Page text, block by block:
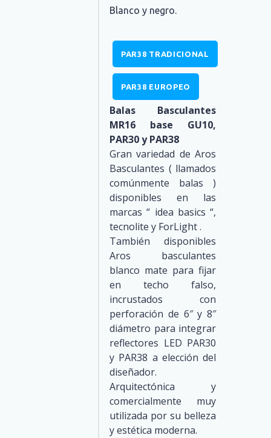
Blanco y negro.
PAR38 TRADICIONAL
PAR38 EUROPEO
Balas Basculantes
MR16 base GU10,
PAR30 y PAR38
Gran variedad de Aros
Basculantes ( llamados
comúnmente balas )
disponibles en las
marcas “ idea basics “,
tecnolite y ForLight .
También disponibles
Aros basculantes
blanco mate para fijar
en techo falso,
incrustados con
perforación de 6″ y 8″
diámetro para integrar
reflectores LED PAR30
y PAR38 a elección del
diseñador.
Arquitectónica y
comercialmente muy
utilizada por su belleza
y estética moderna.